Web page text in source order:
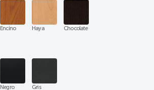
Encino Haya Chocolate
Negro
Gris